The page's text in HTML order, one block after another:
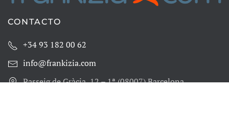
CONTACTO
+34 93 182 00 62
info@frankizia.com
Passeig de Gràcia, 12 – 1ª (08007) Barcelona